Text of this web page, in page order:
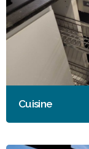
Cuisine